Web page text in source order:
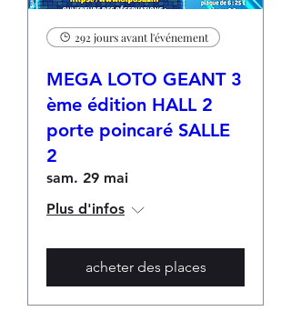
292 jours avant l'événement
MEGA LOTO GEANT 3
ème édition HALL 2
porte poincaré SALLE
2
sam. 29 mai
Plus d'infos
acheter des places